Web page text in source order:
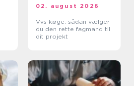
02. august 2026
Vvs køge: sådan vælger
du den rette fagmand til
dit projekt